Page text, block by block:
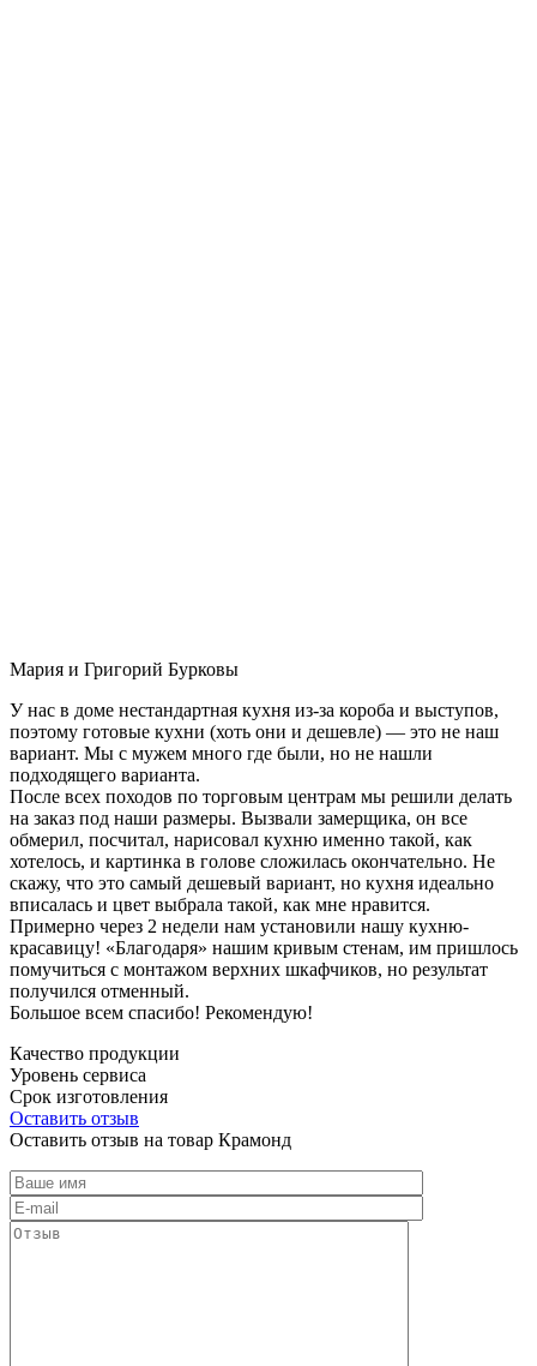
Мария и Григорий Бурковы
У нас в доме нестандартная кухня из-за короба и выступов,
поэтому готовые кухни (хоть они и дешевле) — это не наш
вариант. Мы с мужем много где были, но не нашли
подходящего варианта.
После всех походов по торговым центрам мы решили делать
на заказ под наши размеры. Вызвали замерщика, он все
обмерил, посчитал, нарисовал кухню именно такой, как
хотелось, и картинка в голове сложилась окончательно. Не
скажу, что это самый дешевый вариант, но кухня идеально
вписалась и цвет выбрала такой, как мне нравится.
Примерно через 2 недели нам установили нашу кухню-
красавицу! «Благодаря» нашим кривым стенам, им пришлось
помучиться с монтажом верхних шкафчиков, но результат
получился отменный.
Большое всем спасибо! Рекомендую!
Качество продукции
Уровень сервиса
Срок изготовления
Оставить отзыв
Оставить отзыв на товар Крамонд